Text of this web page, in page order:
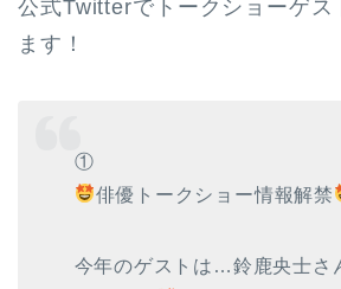
公式Twitterでトークショーゲス
ます！
①
俳優トークショー情報解禁
今年のゲストは…鈴鹿央士さ